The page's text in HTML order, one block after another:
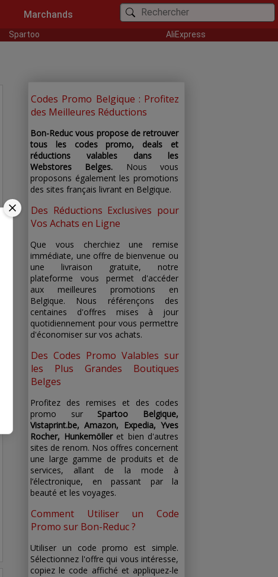
Marchands
Spartoo AliExpress
Codes Promo Belgique : Profitez
des Meilleures Réductions
Bon-Reduc vous propose de retrouver
tous les codes promo, deals et
réductions valables dans les
Webstores Belges. Nous vous
proposons également les promotions
des sites français livrant en Belgique.
Des Réductions Exclusives pour
Vos Achats en Ligne
Que vous cherchiez une remise
immédiate, une offre de bienvenue ou
une livraison gratuite, notre
plateforme vous permet d'accéder
aux meilleures promotions en
Belgique. Nous référençons des
centaines d'offres mises à jour
quotidiennement pour vous permettre
d'économiser sur vos achats.
Des Codes Promo Valables sur
les Plus Grandes Boutiques
Belges
Profitez des remises et des codes
promo sur Spartoo Belgique,
Vistaprint.be, Amazon, Expedia, Yves
Rocher, Hunkemölleret bien d'autres
sites de renom. Nos offres concernent
une large gamme de produits et de
services, allant de la mode à
l’électronique, en passant par la
beauté et les voyages.
Comment Utiliser un Code
Promo sur Bon-Reduc ?
Utiliser un code promo est simple.
Sélectionnez l'offre qui vous intéresse,
copiez le code affiché et appliquez-le